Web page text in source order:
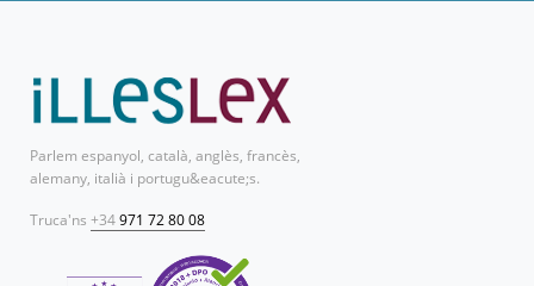
Parlem espanyol, català, anglès, francès,
alemany, italià i portugu&eacute;s.
Truca'ns +34971 72 80 08